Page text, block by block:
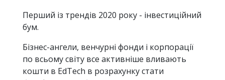
Перший із трендів 2020 року - інвестиційний
бум.
Бізнес-ангели, венчурні фонди і корпорації
по всьому світу все активніше вливають
кошти в EdTech в розрахунку стати